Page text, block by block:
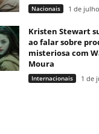
Nacionais 1 de
Kristen Stewart
ao falar sobre
misteriosa com
Moura
Internacionais 1 de